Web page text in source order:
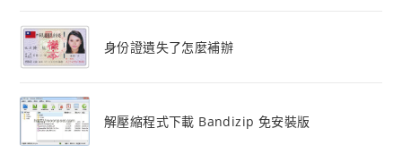
身份證遺失了怎麼補辦
解壓縮程式下載 Bandizip 免安裝版